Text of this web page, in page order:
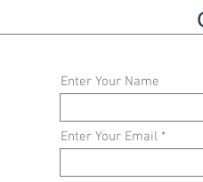
Enter Your Name
Enter Your Email